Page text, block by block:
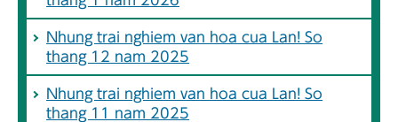
Nhung trai nghiem van hoa cua Lan! So
thang 12 nam 2025
Nhung trai nghiem van hoa cua Lan! So
thang 11 nam 2025